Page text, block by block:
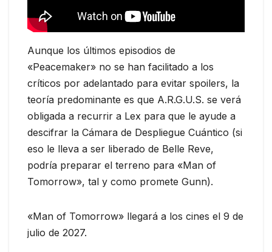
Aunque los últimos episodios de
«Peacemaker» no se han facilitado a los
críticos por adelantado para evitar spoilers, la
teoría predominante es que A.R.G.U.S. se verá
obligada a recurrir a Lex para que le ayude a
descifrar la Cámara de Despliegue Cuántico (si
eso le lleva a ser liberado de Belle Reve,
podría preparar el terreno para «Man of
Tomorrow», tal y como promete Gunn).
«Man of Tomorrow» llegará a los cines el 9 de
julio de 2027.